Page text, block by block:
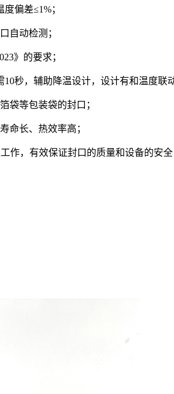
偏差≤1%；
自动检测；
》的要求；
秒，辅助降温设计，设计有和温度联
袋等包装袋的封口；
命长、热效率高；
作，有效保证封口的质量和设备的安全